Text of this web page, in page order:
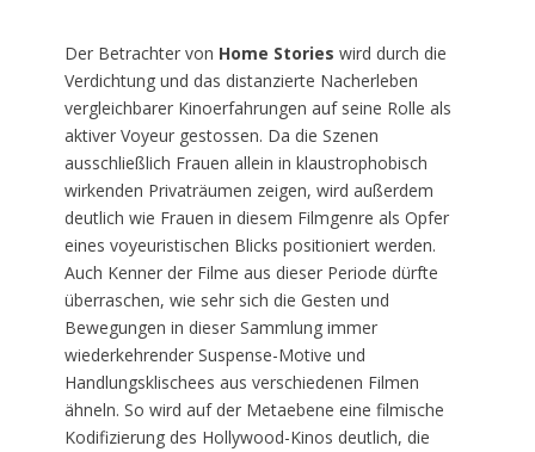
Der Betrachter von Home Stories wird durch die
Verdichtung und das distanzierte Nacherleben
vergleichbarer Kinoerfahrungen auf seine Rolle als
aktiver Voyeur gestossen. Da die Szenen
ausschließlich Frauen allein in klaustrophobisch
wirkenden Privaträumen zeigen, wird außerdem
deutlich wie Frauen in diesem Filmgenre als Opfer
eines voyeuristischen Blicks positioniert werden.
Auch Kenner der Filme aus dieser Periode dürfte
überraschen, wie sehr sich die Gesten und
Bewegungen in dieser Sammlung immer
wiederkehrender Suspense-Motive und
Handlungsklischees aus verschiedenen Filmen
ähneln. So wird auf der Metaebene eine filmische
Kodifizierung des Hollywood-Kinos deutlich, die